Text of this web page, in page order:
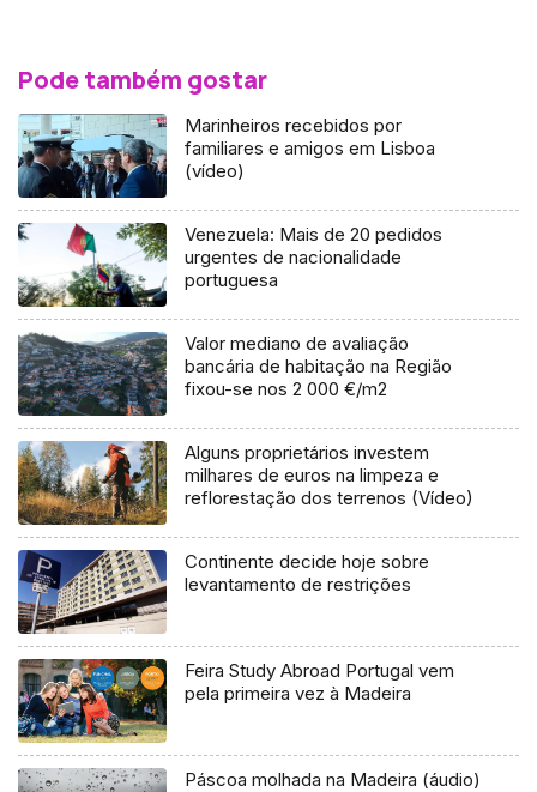
Pode também gostar
Marinheiros recebidos por
familiares e amigos em Lisboa
(vídeo)
Venezuela: Mais de 20 pedidos
urgentes de nacionalidade
portuguesa
Valor mediano de avaliação
bancária de habitação na Região
fixou-se nos 2 000 €/m2
Alguns proprietários investem
milhares de euros na limpeza e
reflorestação dos terrenos (Vídeo)
Continente decide hoje sobre
levantamento de restrições
Feira Study Abroad Portugal vem
pela primeira vez à Madeira
Páscoa molhada na Madeira (áudio)